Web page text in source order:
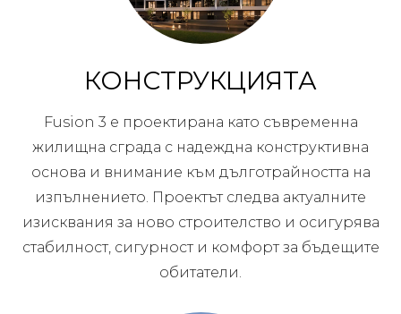
КОНСТРУКЦИЯТА
Fusion 3 е проектирана като съвременна
жилищна сграда с надеждна конструктивна
основа и внимание към дълготрайността на
изпълнението. Проектът следва актуалните
изисквания за ново строителство и осигурява
стабилност, сигурност и комфорт за бъдещите
обитатели.